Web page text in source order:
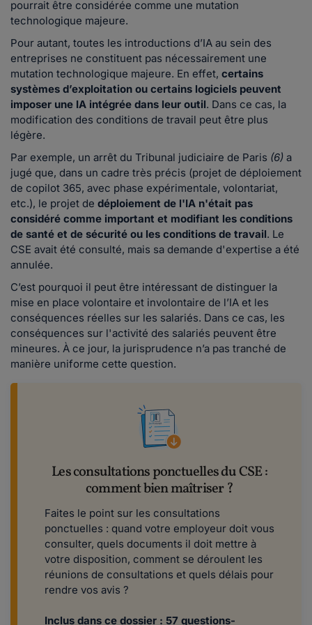
pourrait être considérée comme une mutation
technologique majeure.
Pour autant, toutes les introductions d’IA au sein des
entreprises ne constituent pas nécessairement une
mutation technologique majeure. En effet, certains
systèmes d’exploitation ou certains logiciels peuvent
imposer une IA intégrée dans leur outil. Dans ce cas, la
modification des conditions de travail peut être plus
légère.
Par exemple, un arrêt du Tribunal judiciaire de Paris (6) a
jugé que, dans un cadre très précis (projet de déploiement
de copilot 365, avec phase expérimentale, volontariat,
etc.), le projet de déploiement de l'IA n'était pas
considéré comme important et modifiant les conditions
de santé et de sécurité ou les conditions de travail. Le
CSE avait été consulté, mais sa demande d'expertise a été
annulée.
C’est pourquoi il peut être intéressant de distinguer la
mise en place volontaire et involontaire de l’IA et les
conséquences réelles sur les salariés. Dans ce cas, les
conséquences sur l'activité des salariés peuvent être
mineures. À ce jour, la jurisprudence n’a pas tranché de
manière uniforme cette question.
Les consultations ponctuelles du CSE :
comment bien maîtriser ?
Faites le point sur les consultations
ponctuelles : quand votre employeur doit vous
consulter, quels documents il doit mettre à
votre disposition, comment se déroulent les
réunions de consultations et quels délais pour
rendre vos avis ?
Inclus dans ce dossier : 57 questions-